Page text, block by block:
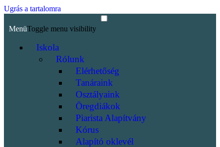
Ugrás a tartalomra
MenüToggle menu visibility
Iskola
Rólunk
Elérhetőség
Tanáraink
Osztályaink
Öregdiákok
Piarista Alapítvány
Kórus
Alapító oklevél